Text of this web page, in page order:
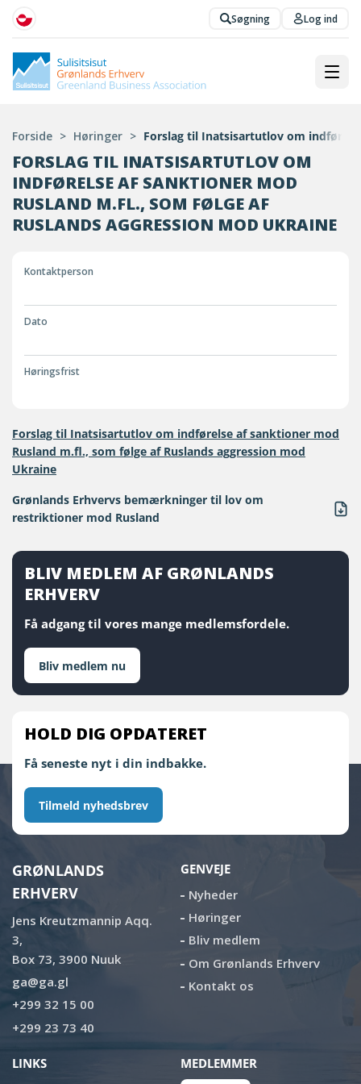
Søgning Log ind
Forside > Høringer > Forslag til Inatsisartutlov om
FORSLAG TIL INATSISARTUTLOV OM
INDFØRELSE AF SANKTIONER MOD
RUSLAND M.FL., SOM FØLGE AF
RUSLANDS AGGRESSION MOD UKRAINE
Kontaktperson
Dato
Høringsfrist
Forslag til Inatsisartutlov om indførelse af sanktioner mod
Rusland m.fl., som følge af Ruslands aggression mod
Ukraine
Grønlands Erhvervs bemærkninger til lov om
restriktioner mod Rusland
BLIV MEDLEM AF GRØNLANDS
ERHVERV
Få adgang til vores mange medlemsfordele.
Bliv medlem nu
HOLD DIG OPDATERET
Få seneste nyt i din indbakke.
Tilmeld nyhedsbrev
GRØNLANDS
ERHVERV
Jens Kreutzmannip Aqq.
3,
Box 73, 3900 Nuuk
ga@ga.gl
+299 32 15 00
+299 23 73 40
GENVEJE
Nyheder
Høringer
Bliv medlem
Om Grønlands Erhverv
Kontakt os
LINKS
MEDLEMMER